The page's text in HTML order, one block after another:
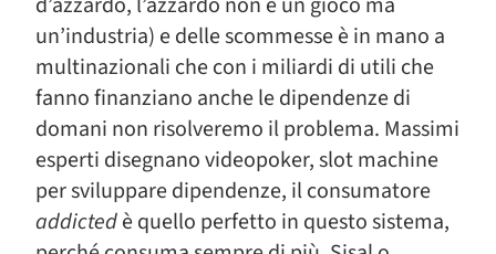
un’industria) e delle scommesse è in mano a
multinazionali che con i miliardi di utili che
fanno finanziano anche le dipendenze di
domani non risolveremo il problema. Massimi
esperti disegnano videopoker, slot machine
per sviluppare dipendenze, il consumatore
addictedè quello perfetto in questo sistema,